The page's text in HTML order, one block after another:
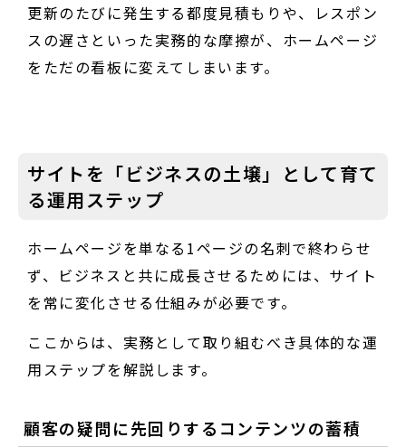
更新のたびに発生する都度見積もりや、レスポン
スの遅さといった実務的な摩擦が、ホームページ
をただの看板に変えてしまいます。
サイトを「ビジネスの土壌」として育て
る運用ステップ
ホームページを単なる1ページの名刺で終わらせ
ず、ビジネスと共に成長させるためには、サイト
を常に変化させる仕組みが必要です。
ここからは、実務として取り組むべき具体的な運
用ステップを解説します。
顧客の疑問に先回りするコンテンツの蓄積